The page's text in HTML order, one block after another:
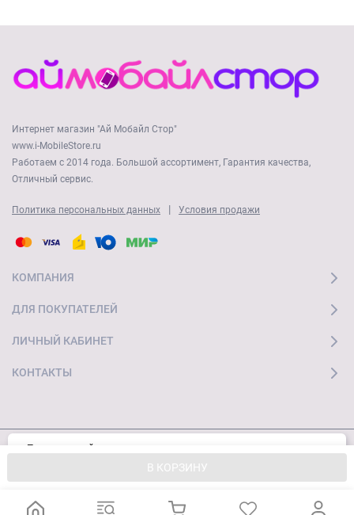
В КОРЗИНУ
Интернет магазин "Ай Мобайл Стор"
www.i-MobileStore.ru
Работаем с 2014 года. Большой ассортимент, Гарантия качества,
Отличный сервис.
Политика персональных данных | Условия продажи
КОМПАНИЯ
ДЛЯ ПОКУПАТЕЛЕЙ
ЛИЧНЫЙ КАБИНЕТ
КОНТАКТЫ
Пользуясь сайтом, вы соглашаетесь с